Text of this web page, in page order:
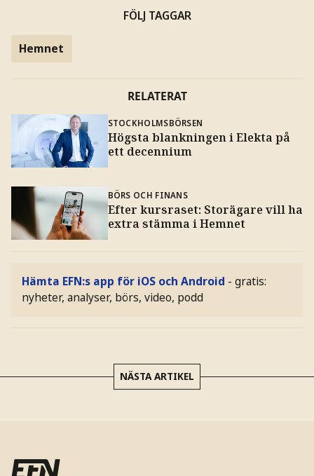
FÖLJ TAGGAR
Hemnet
RELATERAT
STOCKHOLMSBÖRSEN
Högsta blankningen i Elekta på
ett decennium
BÖRS OCH FINANS
Efter kursraset: Storägare vill ha
extra stämma i Hemnet
Hämta EFN:s app för iOS och Android - gratis:
nyheter, analyser, börs, video, podd
NÄSTA ARTIKEL